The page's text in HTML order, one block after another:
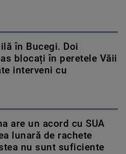
în Bucegi. Doi
blocați în peretele Văii
interveni cu
are un acord cu SUA
lunară de rachete
nu sunt suficiente